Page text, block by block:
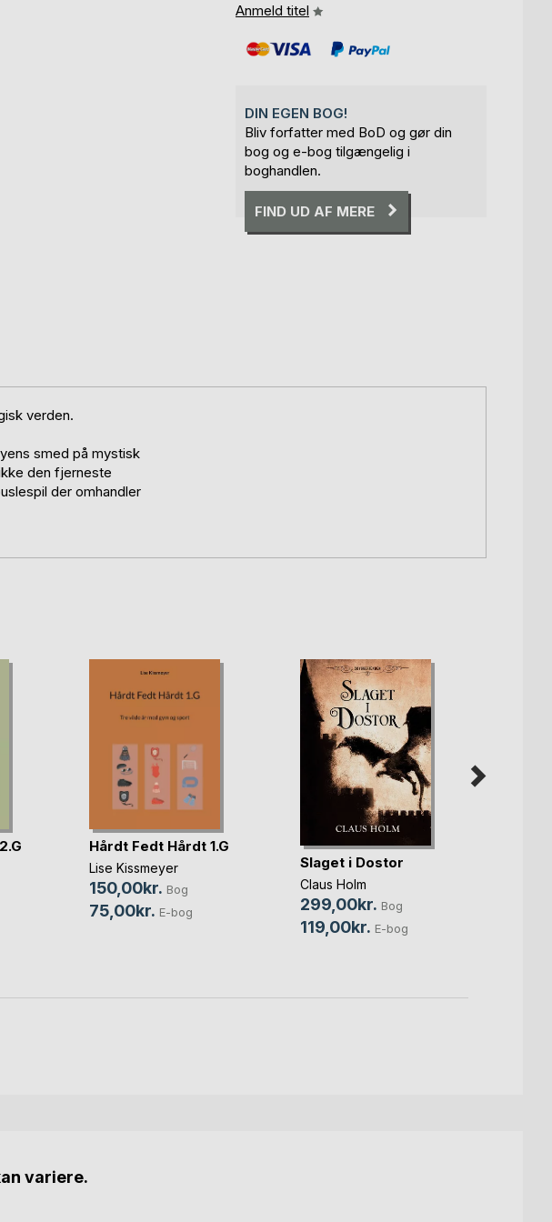
Anmeld titel
DIN EGEN BOG!
Bliv forfatter med BoD og gør din
bog og e-bog tilgængelig i
boghandlen.
FIND UD AF MERE
verden.
smed på mystisk
den fjerneste
der omhandler
Hårdt Fedt Hårdt 1.G
Lise Kissmeyer
150,00kr. Bog
75,00kr. E-bog
Slaget i Dostor
Claus Holm
299,00kr. Bog
119,00kr. E-bog
variere.